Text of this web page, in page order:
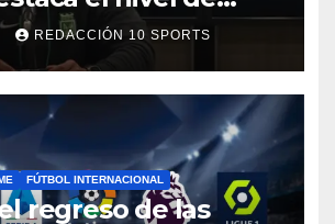
REDACCIÓN 10 SPORTS
FÚTBOL INTERNACIONAL
regreso de las